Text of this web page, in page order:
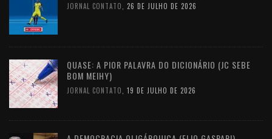
JORNAL CONTATO 26 DE JULHO DE 2026
QUASE: A PIOR PALAVRA DO DICIONÁRIO (JC SEBE
BOM MEIHY)
JORNAL CONTATO 19 DE JULHO DE 2026